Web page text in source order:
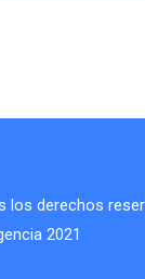
los derechos
2021